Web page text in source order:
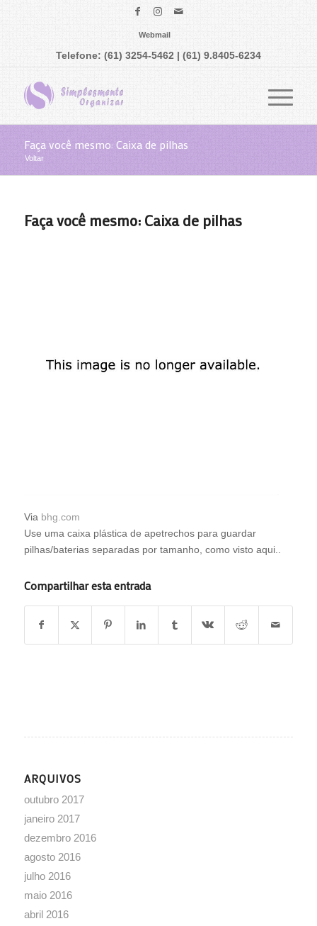
Webmail
Telefone: (61) 3254-5462 | (61) 9.8405-6234
Faça você mesmo: Caixa de pilhas
Voltar
Faça você mesmo: Caixa de pilhas
Via bhg.com
Use uma caixa plástica de apetrechos para guardar
pilhas/baterias separadas por tamanho, como visto aqui..
Compartilhar esta entrada
ARQUIVOS
outubro 2017
janeiro 2017
dezembro 2016
agosto 2016
julho 2016
maio 2016
abril 2016